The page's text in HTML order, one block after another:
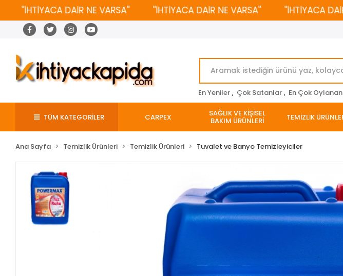
''İHTİYACA DAİR NE VARSA'' ''İHTİYACA DAİR NE VARSA'' ''İHTİYACA DAİR
En Yeniler , Çok Satanlar , En Çok
TÜM KATEGORİLER CARPEX SAĞLIK VE KİŞİSEL
BAKIM ÜRÜNLERİ TEMİZLİK
Ana Sayfa Temizlik Ürünleri Temizlik Ürünleri Tuvalet ve Banyo Temizleyiciler